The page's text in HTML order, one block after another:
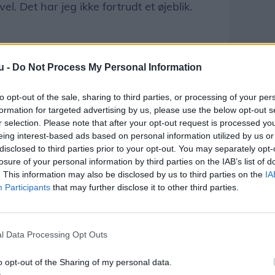
- Do Not Process My Personal Information
opt-out of the sale, sharing to third parties, or processing of your
for targeted advertising by us, please use the below opt-out
selection. Please note that after your opt-out request is processed
interest-based ads based on personal information utilized by us
to third parties prior to your opt-out. You may separately
of your personal information by third parties on the IAB’s list of
This information may also be disclosed by us to third parties on the
Participants that may further disclose it to other third parties.
Data Processing Opt Outs
opt-out of the Sharing of my personal data.
Det har jeg ikke fortrudt et øjeblik.
fire årtier, men ikke uden udfordringer.
kriser.
han overtog butikken.
kom finanskrisen, som satte
hvor Henrik måtte afskedige
butikken brændte helt ned i 2012.